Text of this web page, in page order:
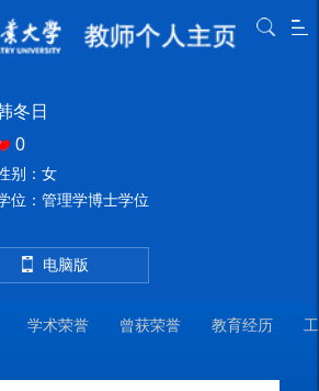
冬日
0
别：女
位：管理学博士学位
电脑版
学术荣誉 曾获荣誉 教育经历